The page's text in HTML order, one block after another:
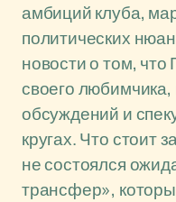
амбиций клуба,
политических
новости о том, что
своего
обсуждений и
кругах. Что стоит
не состоялся
трансфер»,